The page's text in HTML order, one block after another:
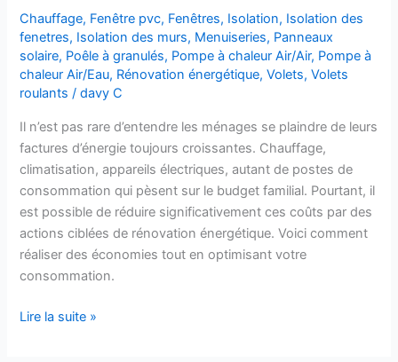
Chauffage, Fenêtre pvc, Fenêtres, Isolation, Isolation des
fenetres, Isolation des murs, Menuiseries, Panneaux
solaire, Poêle à granulés, Pompe à chaleur Air/Air, Pompe à
chaleur Air/Eau, Rénovation énergétique,Volets,Volets
roulants /davy C
Il n’est pas rare d’entendre les ménages se plaindre de leurs
factures d’énergie toujours croissantes. Chauffage,
climatisation, appareils électriques, autant de postes de
consommation qui pèsent sur le budget familial. Pourtant, il
est possible de réduire significativement ces coûts par des
actions ciblées de rénovation énergétique. Voici comment
réaliser des économies tout en optimisant votre
consommation.
Lire la suite »